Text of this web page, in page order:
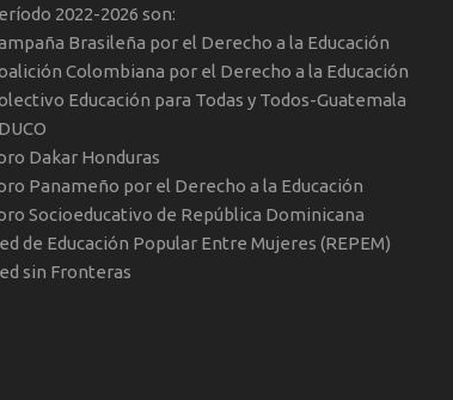
2022-2026 son:
Brasileña por el Derecho a la Educación
Colombiana por el Derecho a la Educación
Educación para Todas y Todos-Guatemala
Dakar Honduras
Panameño por el Derecho a la Educación
Socioeducativo de República Dominicana
de Educación Popular Entre Mujeres (REPEM)
sin Fronteras